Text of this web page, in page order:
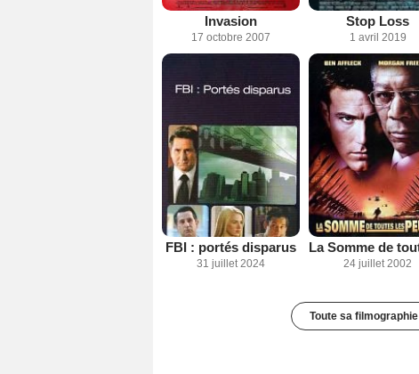
Invasion
17 octobre 2007
Stop Loss
1 avril 2019
FBI : portés disparus
31 juillet 2024 24 juillet 2002
Toute sa filmographie